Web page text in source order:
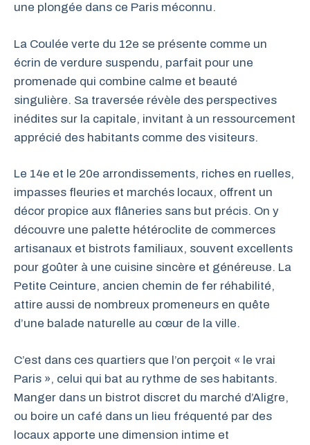
une plongée dans ce Paris méconnu.
La Coulée verte du 12e se présente comme un
écrin de verdure suspendu, parfait pour une
promenade qui combine calme et beauté
singulière. Sa traversée révèle des perspectives
inédites sur la capitale, invitant à un ressourcement
apprécié des habitants comme des visiteurs.
Le 14e et le 20e arrondissements, riches en ruelles,
impasses fleuries et marchés locaux, offrent un
décor propice aux flâneries sans but précis. On y
découvre une palette hétéroclite de commerces
artisanaux et bistrots familiaux, souvent excellents
pour goûter à une cuisine sincère et généreuse. La
Petite Ceinture, ancien chemin de fer réhabilité,
attire aussi de nombreux promeneurs en quête
d’une balade naturelle au cœur de la ville.
C’est dans ces quartiers que l’on perçoit « le vrai
Paris », celui qui bat au rythme de ses habitants.
Manger dans un bistrot discret du marché d’Aligre,
ou boire un café dans un lieu fréquenté par des
locaux apporte une dimension intime et